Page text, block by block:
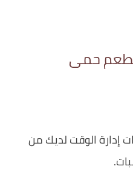
مطعم حمى
إدارة الوقت لديك من